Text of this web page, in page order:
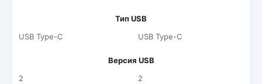
Тип USB
USB Type-C
USB Type-C
Версия USB
2
2